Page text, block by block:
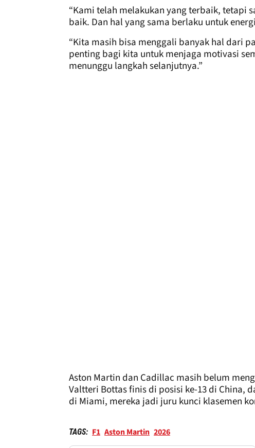
“Kami telah melakukan yang terbaik, tetapi
baik. Dan hal yang sama berlaku untuk
“Kita masih bisa menggali banyak hal dari
penting bagi kita untuk menjaga motivasi
menunggu langkah selanjutnya.”
Aston Martin dan Cadillac masih belum
Valtteri Bottas finis di posisi ke-13 di China,
di Miami, mereka jadi juru kunci klasemen
TAGS: F1 Aston Martin 2026